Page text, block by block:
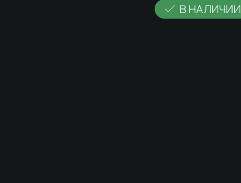
В НАЛИЧИИ